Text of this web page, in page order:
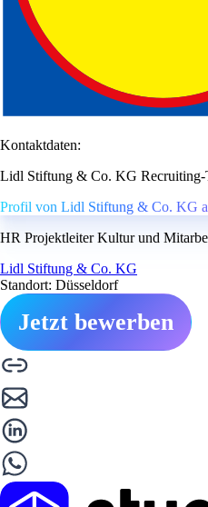
Kontaktdaten:
Lidl Stiftung & Co. KG Recruiting-
Profil von Lidl Stiftung & Co. KG
HR Projektleiter Kultur und
Lidl Stiftung & Co. KG
Standort: Düsseldorf
Jetzt bewerben